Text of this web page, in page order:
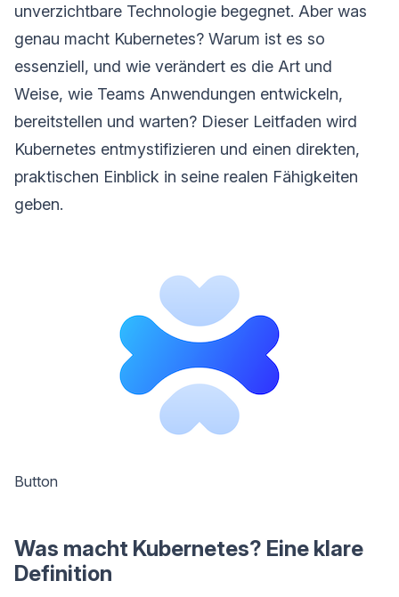
unverzichtbare Technologie begegnet. Aber was
genau macht Kubernetes? Warum ist es so
essenziell, und wie verändert es die Art und
Weise, wie Teams Anwendungen entwickeln,
bereitstellen und warten? Dieser Leitfaden wird
Kubernetes entmystifizieren und einen direkten,
praktischen Einblick in seine realen Fähigkeiten
geben.
Button
Was macht Kubernetes? Eine klare
Definition